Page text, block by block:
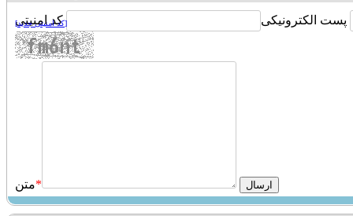
پست الکترونیکی کد امنیتی[کد امنیتی جدید]
متن*